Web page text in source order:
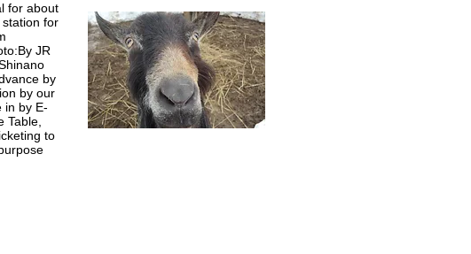
for about
for
JR
by
by our
in by E-
Table,
to